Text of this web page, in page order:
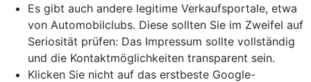
Es gibt auch andere legitime Verkaufsportale, etwa
von Automobilclubs. Diese sollten Sie im Zweifel auf
Seriosität prüfen: Das Impressum sollte vollständig
und die Kontaktmöglichkeiten transparent sein.
Klicken Sie nicht auf das erstbeste Google-